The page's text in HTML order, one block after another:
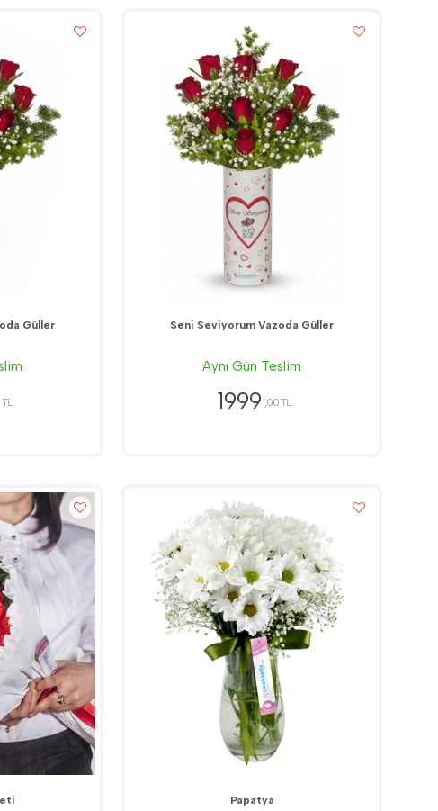
Güller Seni Seviyorum Vazoda Güller
Aynı Gün Teslim
1999 ,00 TL
Papatya